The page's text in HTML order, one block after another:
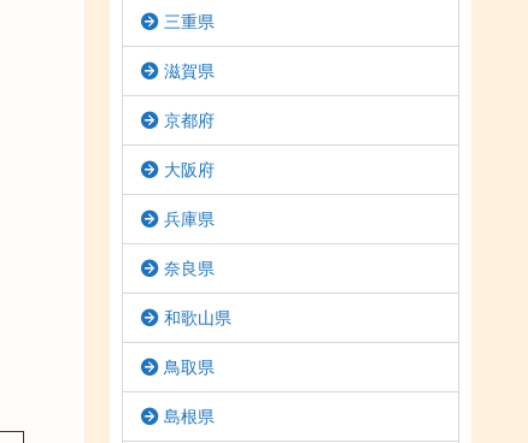
三重県
滋賀県
京都府
大阪府
兵庫県
奈良県
和歌山県
鳥取県
島根県